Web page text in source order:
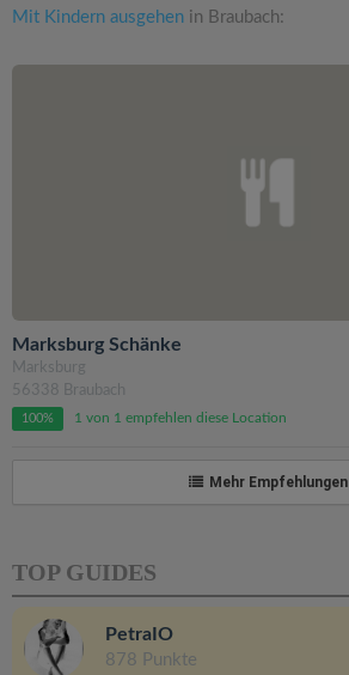
Mit Kindern ausgehen in Braubach:
Marksburg Schänke
Marksburg
56338 Braubach
100% 1 von 1 empfehlen diese Location
Mehr Empfehlungen
TOP GUIDES
PetraIO
878 Punkte